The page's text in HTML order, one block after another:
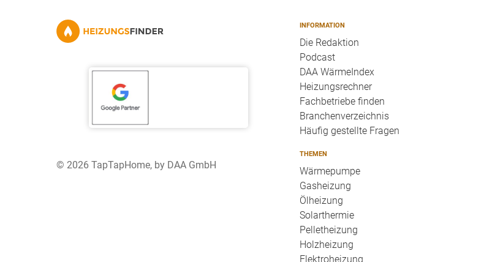
© 2026 TapTapHome, by DAA GmbH
INFORMATION
Die Redaktion
Podcast
DAA WärmeIndex
Heizungsrechner
Fachbetriebe finden
Branchenverzeichnis
Häufig gestellte Fragen
THEMEN
Wärmepumpe
Gasheizung
Ölheizung
Solarthermie
Pelletheizung
Holzheizung
Elektroheizung